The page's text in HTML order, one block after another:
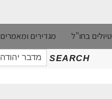
טיולים בחו"ל מגדירים ומאמרים
SEARCH
חיפוש
עבור: